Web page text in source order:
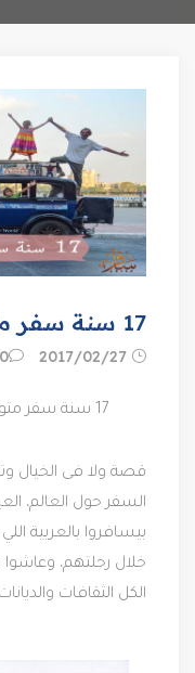
17 سنة سفر متواصل وخلفوا 4 عيال
0
قصة ولا فى
الكل الثقافات